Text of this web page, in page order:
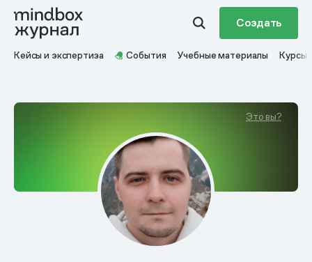
Создать
Кейсы и экспертиза События Учебные материалы Курсы
Это вы?